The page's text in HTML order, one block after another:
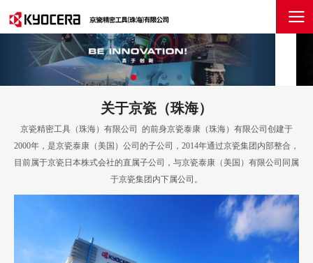
关于京瓷（珠海）
京瓷精密工具（珠海）有限公司 的前身京瓷泰康（珠海）有限公司创建于
2000年，是京瓷泰康（美国）公司的子公司，2014年通过京瓷集团内部整合，
目前属于京瓷日本株式会社的直属子公司，与京瓷泰康（美国）有限公司同属
于京瓷集团内下属公司。